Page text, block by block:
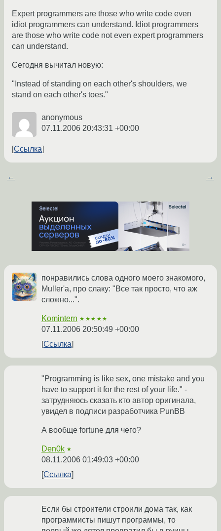
Expert programmers are those who write code even
idiot programmers can understand. Idiot programmers
are those who write code not even expert programmers
can understand.
Сегодня вычитал новую:
"Instead of standing on each other's shoulders, we
stand on each other's toes."
anonymous
07.11.2006 20:43:31 +00:00
Ссылка
← →
понравились слова одного моего знакомого,
Muller'а, про слаку: "Все так просто, что аж
сложно...".
Komintern ★★★★★
07.11.2006 20:50:49 +00:00
Ссылка
"Programming is like sex, one mistake and you
have to support it for the rest of your life." -
затрудняюсь сказать кто автор оригинала,
увидел в подписи разработчика PunBB
А вообще fortune для чего?
Den0k ★
08.11.2006 01:49:03 +00:00
Ссылка
Если бы строители строили дома так, как
программисты пишут программы, то